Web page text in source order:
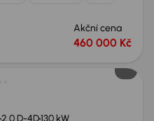
Akční cena
460 000 Kč
2.0 D-4D130 kW